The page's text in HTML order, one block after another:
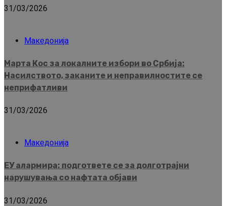
31/03/2026
Македонија
Марта Кос за локалните избори во Србија:
Насилството, заканите и неправилностите се
неприфатливи
31/03/2026
Македонија
ЕУ алармира: подгответе се за долготрајни
нарушувања со нафтата објави
31/03/2026